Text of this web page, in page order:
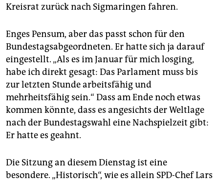
Kreisrat zurück nach Sigmaringen fahren.
Enges Pensum, aber das passt schon für den
Bundestagsabgeordneten. Er hatte sich ja darauf
eingestellt. „Als es im Januar für mich losging,
habe ich direkt gesagt: Das Parlament muss bis
zur letzten Stunde arbeitsfähig und
mehrheitsfähig sein.“ Dass am Ende noch etwas
kommen könnte, dass es angesichts der Weltlage
nach der Bundestagswahl eine Nachspielzeit gibt:
Er hatte es geahnt.
Die Sitzung an diesem Dienstag ist eine
besondere. „Historisch“, wie es allein SPD-Chef Lars